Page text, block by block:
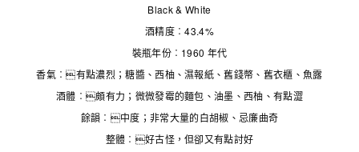
Black & White
酒精度︰43.4%
裝瓶年份︰1960 年代
香氣︰有點濃烈；糖醬、西柚、濕報紙、舊錢幣、舊衣櫃、魚露
酒體︰頗有力；微微發霉的麵包、油墨、西柚、有點澀
餘韻︰中度；非常大量的白胡椒、忌廉曲奇
整體︰好古怪，但卻又有點討好